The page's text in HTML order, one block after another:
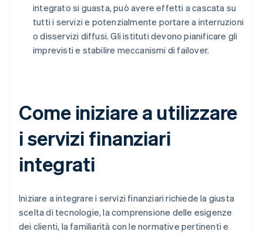
integrato si guasta, può avere effetti a cascata su
tutti i servizi e potenzialmente portare a interruzioni
o disservizi diffusi. Gli istituti devono pianificare gli
imprevisti e stabilire meccanismi di failover.
Come iniziare a utilizzare
i servizi finanziari
integrati
Iniziare a integrare i servizi finanziari richiede la giusta
scelta di tecnologie, la comprensione delle esigenze
dei clienti, la familiarità con le normative pertinenti e